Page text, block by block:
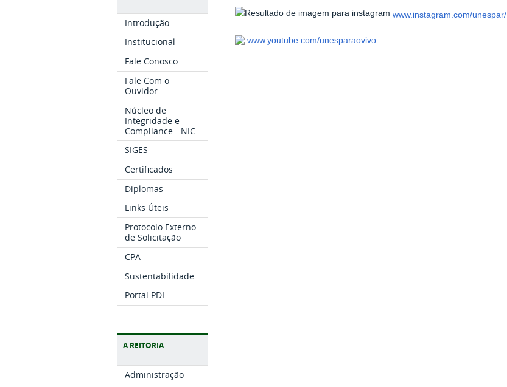
Introdução
Institucional
Fale Conosco
Fale Com o
Ouvidor
Núcleo de
Integridade e
Compliance - NIC
SIGES
Certificados
Diplomas
Links Úteis
Protocolo Externo
de Solicitação
CPA
Sustentabilidade
Portal PDI
A REITORIA
Administração
www.instagram.com/unespar/
www.youtube.com/unesparaovivo